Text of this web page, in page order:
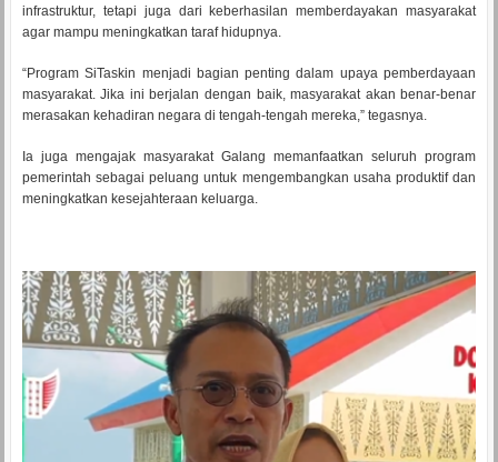
infrastruktur, tetapi juga dari keberhasilan memberdayakan masyarakat
agar mampu meningkatkan taraf hidupnya.
“Program SiTaskin menjadi bagian penting dalam upaya pemberdayaan
masyarakat. Jika ini berjalan dengan baik, masyarakat akan benar-benar
merasakan kehadiran negara di tengah-tengah mereka,” tegasnya.
Ia juga mengajak masyarakat Galang memanfaatkan seluruh program
pemerintah sebagai peluang untuk mengembangkan usaha produktif dan
meningkatkan kesejahteraan keluarga.